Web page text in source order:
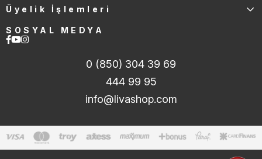
Üyelik İşlemleri
SOSYAL MEDYA
0 (850) 304 39 69
444 99 95
info@livashop.com